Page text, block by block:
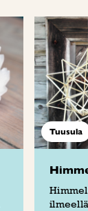
Tuusula